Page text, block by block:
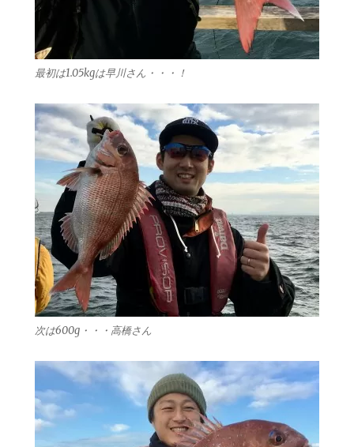
最初は1.05kgは早川さん・・・！
次は600g・・・高橋さん